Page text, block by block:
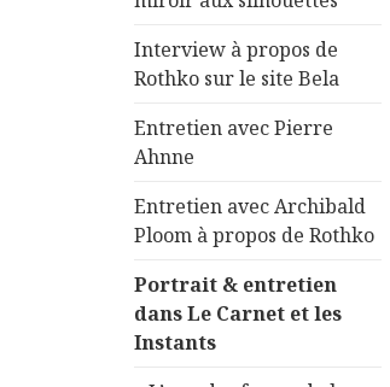
Interview à propos de
Rothko sur le site Bela
Entretien avec Pierre
Ahnne
Entretien avec Archibald
Ploom à propos de Rothko
Portrait & entretien
dans Le Carnet et les
Instants